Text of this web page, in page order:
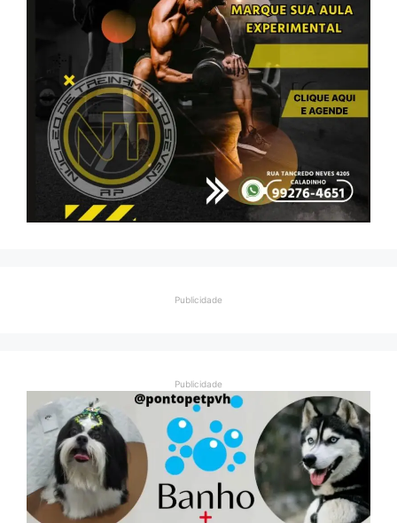
Publicidade
Publicidade